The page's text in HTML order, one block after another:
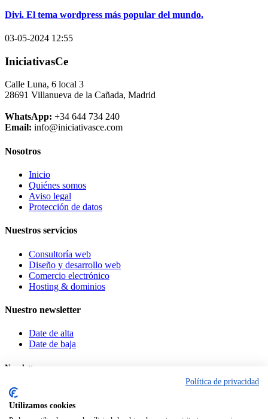
Divi. El tema wordpress más popular del mundo.
03-05-2024 12:55
IniciativasCe
Calle Luna, 6 local 3
28691 Villanueva de la Cañada, Madrid
WhatsApp: +34 644 734 240
Email: info@iniciativasce.com
Nosotros
Inicio
Quiénes somos
Aviso legal
Protección de datos
Nuestros servicios
Consultoría web
Diseño y desarrollo web
Comercio electrónico
Hosting & dominios
Nuestro newsletter
Date de alta
Date de baja
Newsletter
Política de privacidad
Utilizamos cookies